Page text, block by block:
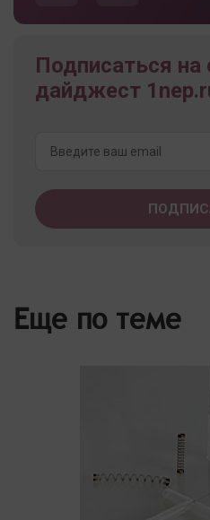
Подписаться
дайджест
Еще по теме